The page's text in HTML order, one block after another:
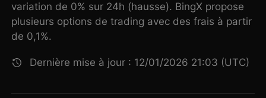
variation de 0% sur 24h (hausse). BingX propose
plusieurs options de trading avec des frais à partir
de 0,1%.
Dernière mise à jour : 12/01/2026 21:03 (UTC)